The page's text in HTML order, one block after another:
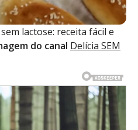
lactose: receita fácil e
do canal Delícia SEM